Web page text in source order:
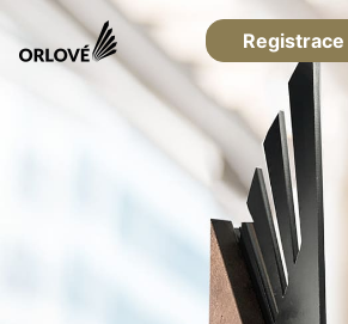
Registrace